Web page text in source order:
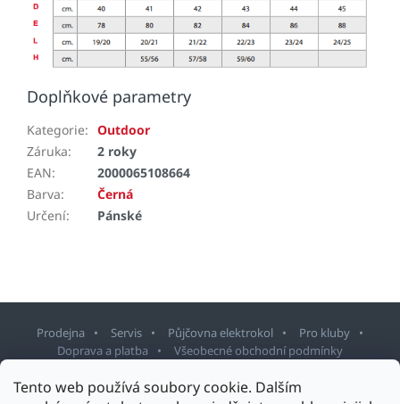
Tento web používá soubory cookie. Dalším
Doplňkové parametry
Kategorie: Outdoor
Záruka:
2 roky
EAN:
2000065108664
Barva:
Černá
Určení: Pánské
Prodejna Servis Půjčovna elektrokol
Pro kluby
Doprava a platba
Všeobecné obchodní podmínky